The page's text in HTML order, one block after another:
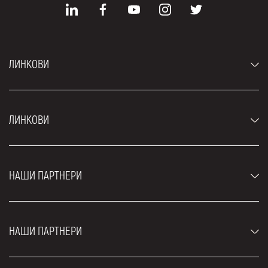
ЛИНКОВИ
Луксузни аутомобили
ЛИНКОВИ
Блог
НАШИ ПАРТНЕРИ
Рент а кар Београд Роyал
НАШИ ПАРТНЕРИ